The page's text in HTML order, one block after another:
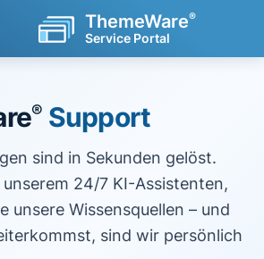
ThemeWare®
Service Portal
® Support
sind in Sekunden gelöst.
24/7 KI-Assistenten,
unsere Wissensquellen – und
sind wir persönlich